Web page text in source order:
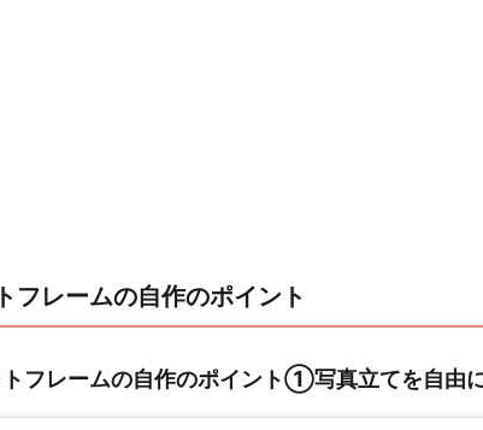
フレームの自作のポイント
トフレームの自作のポイント①写真立てを自由